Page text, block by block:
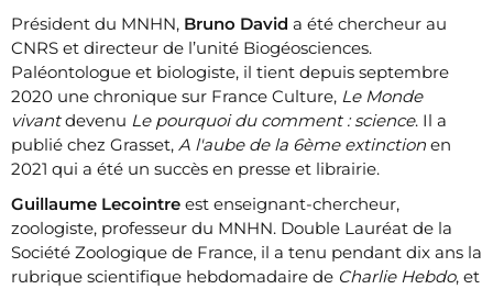
Président du MNHN, Bruno David a été chercheur au
CNRS et directeur de l’unité Biogéosciences.
Paléontologue et biologiste, il tient depuis septembre
2020 une chronique sur France Culture, Le Monde
vivantdevenu Le pourquoi du comment : science. Il a
publié chez Grasset, A l'aube de la 6ème extinction en
2021 qui a été un succès en presse et librairie.
Guillaume Lecointre est enseignant-chercheur,
zoologiste, professeur du MNHN. Double Lauréat de la
Société Zoologique de France, il a tenu pendant dix ans la
rubrique scientifique hebdomadaire de Charlie Hebdo, et